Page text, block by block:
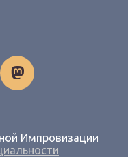
Импровизации